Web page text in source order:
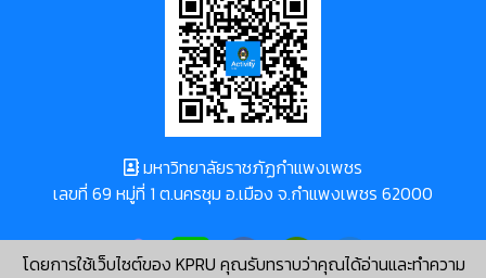
โดยการใช้เว็บไซต์ของ KPRU คุณรับทราบว่าคุณได้อ่านและทำความ
มหาวิทยาลัยราชภัฏกำแพงเพชร
เลขที่ 69 หมู่ที่ 1 ต.นครชุม อ.เมือง จ.กำแพงเพชร 62000